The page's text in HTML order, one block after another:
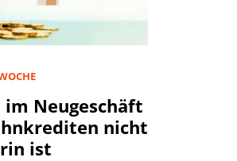
im Neugeschäft
nicht
ist